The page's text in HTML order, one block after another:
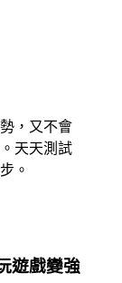
，又不會
天天測試
。
遊戲變強